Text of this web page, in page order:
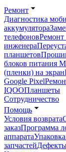
Ремонт
Диагностика
аккумулятора
телефоновРемонт
инженера
планшетов
блоков питания
(пленки) на экран
Google Pixel
IQOOПланшеты
Сотрудничество
Помощь
Условия возврата
заказПрограмма
аппарата
запчастей